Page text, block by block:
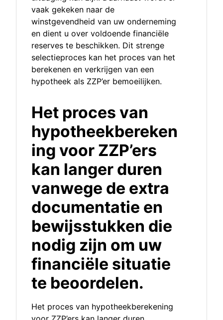
vaak gekeken naar de
winstgevendheid van uw onderneming
en dient u over voldoende financiële
reserves te beschikken. Dit strenge
selectieproces kan het proces van het
berekenen en verkrijgen van een
hypotheek als ZZP’er bemoeilijken.
Het proces van
hypotheekbereken
ing voor ZZP’ers
kan langer duren
vanwege de extra
documentatie en
bewijsstukken die
nodig zijn om uw
financiële situatie
te beoordelen.
Het proces van hypotheekberekening